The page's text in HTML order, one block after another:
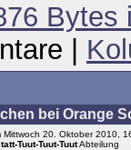
Bytes
|
bei Orange
Mittwoch 20. Oktober 2010,
Tuut-Tuut-TuutAbteilung